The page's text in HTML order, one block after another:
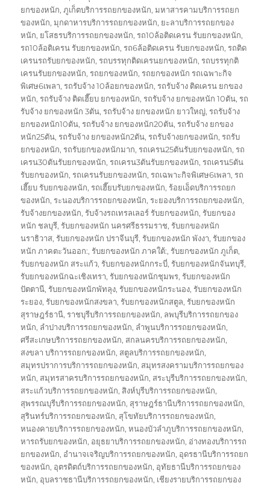
ยกของหนัก,ภูเก็ตบริการรถยกของหนัก,มหาสารคามบริการรถยก
ของหนัก,มุกดาหารบริการรถยกของหนัก, ยะลาบริการรถยกของ
หนัก, ยโสธรบริการรถยกของหนัก,รถ10ล้อติดเครน รับยกของหนัก,
รถ10ล้อติเครน รับยกของหนัก,รถ6ล้อติดเครน รับยกของหนัก,รถติด
เครนรถรับยกของหนัก,รถบรรทุกติดเครนยกของหนัก,รถบรรทุกติ
เครนรับยกของหนัก,รถยกของหนัก,รถยกของหนัก รถเฉพาะกิจ
พิเศษ6เพลา,รถรับจ้าง 10ล้อยกของหนัก,รถรับจ้าง ติดเครน ยกของ
หนัก,รถรับจ้าง ติดเฮี๊ยบ ยกของหนัก,รถรับจ้าง ยกของหนัก 10ตัน,รถ
รับจ้าง ยกของหนัก 3ตัน,รถรับจ้าง ยกของหนัก ยาวใหญ่,รถรับจ้าง
ยกของหนัก10ตัน,รถรับจ้าง ยกของหนัก20ตัน,รถรับจ้าง ยกของ
หนัก25ตัน,รถรับจ้าง ยกของหนัก2ตัน,รถรับจ้างยกของหนัก,รถรับ
ยกของหนัก,รถรับยกของหนักมาก,รถเครน25ตันรับยกของหนัก,รถ
เครน30ตันรับยกของหนัก,รถเครน3ตันรับยกของหนัก,รถเครน5ตัน
รับยกของหนัก,รถเครนรับยกของหนัก,รถเฉพาะกิจพิเศษ6เพลา,รถ
เฮี๊ยบ รับยกของหนัก,รถเฮี๊ยบรับยกของหนัก,ร้อยเอ็ดบริการรถยก
ของหนัก,ระนองบริการรถยกของหนัก,ระยองบริการรถยกของหนัก,
รับจ้างยกของหนัก,รับจ้างรถเทรลเลอร์ รับยกของหนัก,รับยกของ
หนัก ชลบุรี,รับยกของหนัก นครศรีธรรมราช,รับยกของหนัก
นราธิวาส,รับยกของหนัก ปราจีนบุรี,รับยกของหนัก พังงา,รับยกของ
หนัก ภาคตะวันออก:,รับยกของหนัก ภาคใต้:,รับยกของหนัก ภูเก็ต,
รับยกของหนัก สระแก้ว,รับยกของหนักกระบี่,รับยกของหนักจันทบุรี,
รับยกของหนักฉะเชิงเทรา,รับยกของหนักชุมพร,รับยกของหนัก
ปัตตานี,รับยกของหนักพัทลุง,รับยกของหนักระนอง,รับยกของหนัก
ระยอง,รับยกของหนักสงขลา,รับยกของหนักสตูล,รับยกของหนัก
สุราษฎร์ธานี,ราชบุรีบริการรถยกของหนัก, ลพบุรีบริการรถยกของ
หนัก, ลำปางบริการรถยกของหนัก, ลำพูนบริการรถยกของหนัก,
ศรีสะเกษบริการรถยกของหนัก, สกลนครบริการรถยกของหนัก,
สงขลา บริการรถยกของหนัก, สตูลบริการรถยกของหนัก,
สมุทรปราการบริการรถยกของหนัก, สมุทรสงครามบริการรถยกของ
หนัก, สมุทรสาครบริการรถยกของหนัก, สระบุรีบริการรถยกของหนัก,
สระแก้วบริการรถยกของหนัก, สิงห์บุรีบริการรถยกของหนัก,
สุพรรณบุรีบริการรถยกของหนัก, สุราษฎร์ธานีบริการรถยกของหนัก,
สุรินทร์บริการรถยกของหนัก, สุโขทัยบริการรถยกของหนัก,
หนองคายบริการรถยกของหนัก,หนองบัวลำภูบริการรถยกของหนัก,
หารถรับยกของหนัก, อยุธยาบริการรถยกของหนัก, อ่างทองบริการรถ
ยกของหนัก, อำนาจเจริญบริการรถยกของหนัก, อุดรธานีบริการรถยก
ของหนัก, อุตรดิตถ์บริการรถยกของหนัก, อุทัยธานีบริการรถยกของ
หนัก, อุบลราชธานีบริการรถยกของหนัก, เชียงรายบริการรถยกของ